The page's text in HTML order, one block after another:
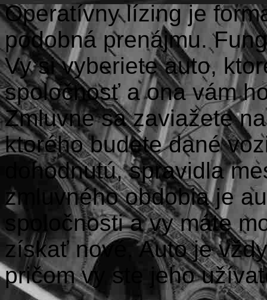
Operatívny lízing je
podobná prenájmu.
Vy si vyberiete auto,
spoločnosť a ona vám
Zmluvne sa zaviažete
ktorého budete dané
dohodnutú, spravidla
zmluvného obdobia je
spoločnosti a vy máte
získať nové. Auto je
pričom vy ste jeho